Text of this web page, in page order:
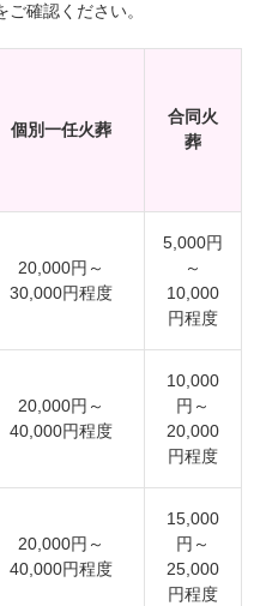
確認ください。
個別一任火葬
合同火
葬
20,000円～
30,000円程度
5,000円
～
10,000
円程度
20,000円～
40,000円程度
10,000
円～
20,000
円程度
20,000円～
40,000円程度
15,000
円～
25,000
円程度